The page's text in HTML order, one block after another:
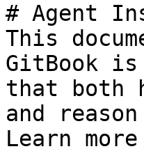
# Agent
This
GitBook
that both
and
Learn